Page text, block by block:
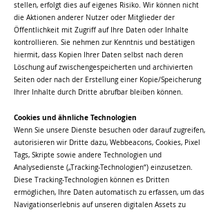
stellen, erfolgt dies auf eigenes Risiko. Wir können nicht
die Aktionen anderer Nutzer oder Mitglieder der
Öffentlichkeit mit Zugriff auf Ihre Daten oder Inhalte
kontrollieren. Sie nehmen zur Kenntnis und bestätigen
hiermit, dass Kopien Ihrer Daten selbst nach deren
Löschung auf zwischengespeicherten und archivierten
Seiten oder nach der Erstellung einer Kopie/Speicherung
Ihrer Inhalte durch Dritte abrufbar bleiben können.
Cookies und ähnliche Technologien
Wenn Sie unsere Dienste besuchen oder darauf zugreifen,
autorisieren wir Dritte dazu, Webbeacons, Cookies, Pixel
Tags, Skripte sowie andere Technologien und
Analysedienste („Tracking-Technologien“) einzusetzen.
Diese Tracking-Technologien können es Dritten
ermöglichen, Ihre Daten automatisch zu erfassen, um das
Navigationserlebnis auf unseren digitalen Assets zu